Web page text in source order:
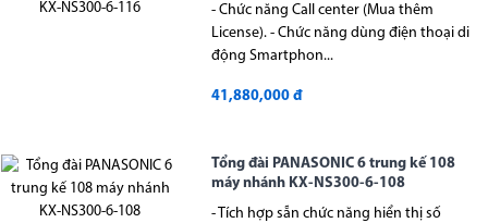
- Chức năng Call center (Mua thêm
License). - Chức năng dùng điện thoại di
động Smartphon...
41,880,000 đ
Tổng đài PANASONIC 6 trung kế 108
máy nhánh KX-NS300-6-108
- Tích hợp sẵn chức năng hiển thị số